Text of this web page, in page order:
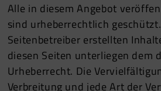
Alle in diesem Angebot
sind urheberrechtlich
Seitenbetreiber erstellten
diesen Seiten unterliegen dem
Urheberrecht. Die
Verbreitung und jede Art der